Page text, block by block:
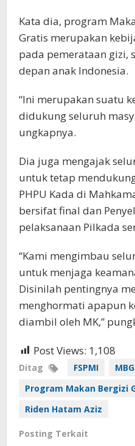
Kata dia, program
Gratis merupakan
pada pemerataan gizi,
depan anak Indonesia.
“Ini merupakan suatu
didukung seluruh
ungkapnya.
Dia juga mengajak
untuk tetap
PHPU Kada di
bersifat final dan
pelaksanaan Pilkada
“Kami mengimbau
untuk menjaga
Disinilah pentingnya
menghormati apapun
diambil oleh MK,”
Post Views: 1,108
Ditag FSPMI MBG
Program Makan Bergizi
Riden Hatam Aziz
Posting Terkait